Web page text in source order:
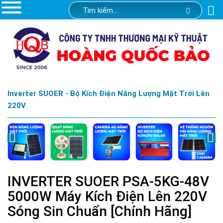
Inverter SUOER - Bộ Kích Điện Năng Lượng Mặt Trời Lên
220V
INVERTER SUOER PSA-5KG-48V
5000W Máy Kích Điện Lên 220V
Sóng Sin Chuẩn [Chính Hãng]